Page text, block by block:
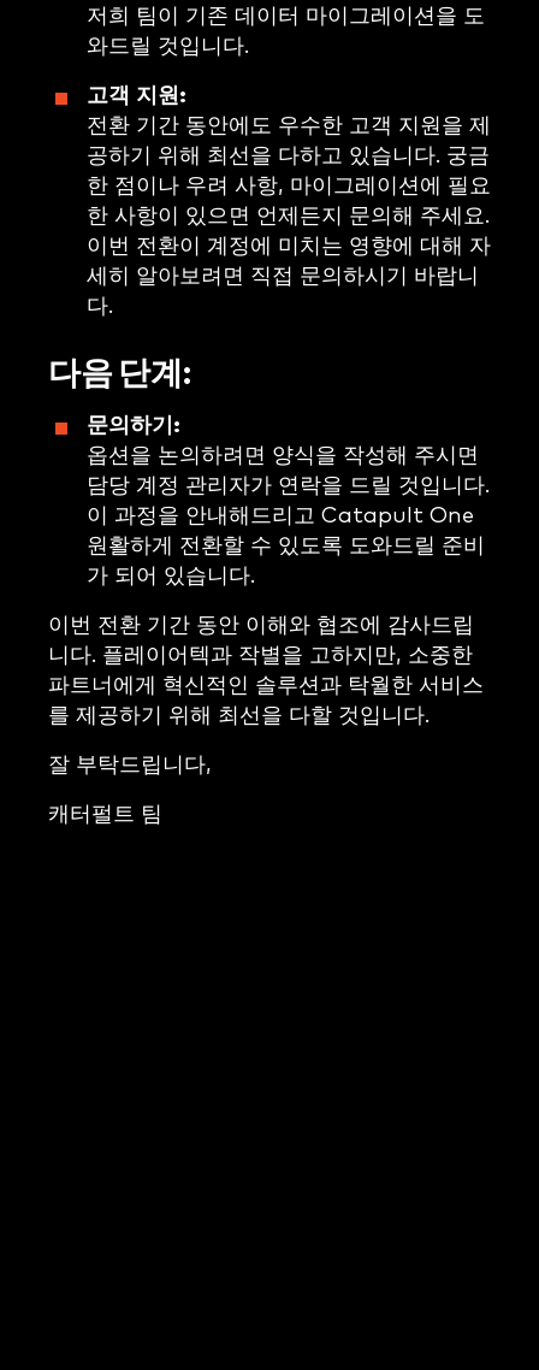
저희 팀이 기존 데이터 마이그레이션을 도
와드릴 것입니다.
고객 지원:
전환 기간 동안에도 우수한 고객 지원을 제
공하기 위해 최선을 다하고 있습니다. 궁금
한 점이나 우려 사항, 마이그레이션에 필요
한 사항이 있으면 언제든지 문의해 주세요.
이번 전환이 계정에 미치는 영향에 대해 자
세히 알아보려면 직접 문의하시기 바랍니
다.
다음 단계:
문의하기:
옵션을 논의하려면 양식을 작성해 주시면
담당 계정 관리자가 연락을 드릴 것입니다.
이 과정을 안내해드리고 Catapult One
원활하게 전환할 수 있도록 도와드릴 준비
가 되어 있습니다.
이번 전환 기간 동안 이해와 협조에 감사드립
니다. 플레이어텍과 작별을 고하지만, 소중한
파트너에게 혁신적인 솔루션과 탁월한 서비스
를 제공하기 위해 최선을 다할 것입니다.
잘 부탁드립니다,
캐터펄트 팀